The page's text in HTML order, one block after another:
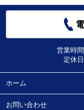
営業時間
定休日
ホーム
お問い合わせ